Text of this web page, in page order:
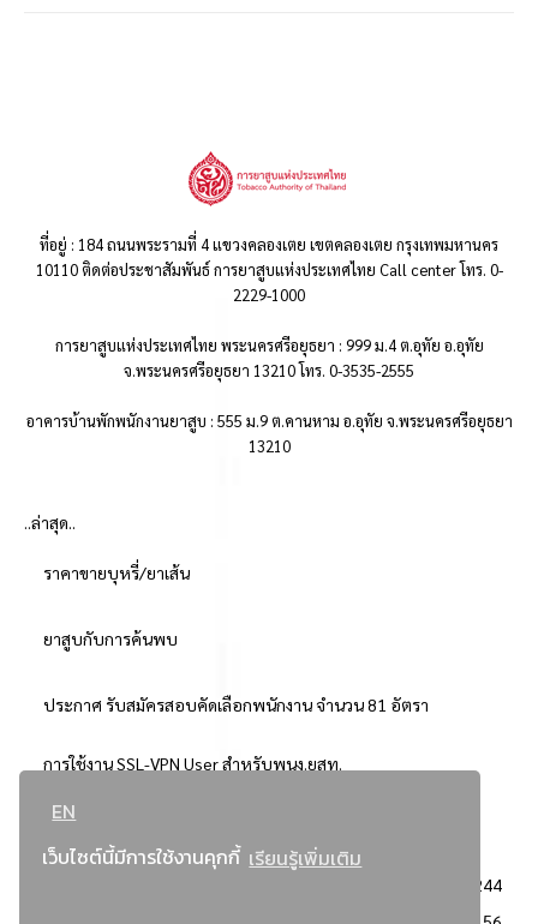
EN
เว็บไซต์นี้มีการใช้งานคุกกี้ เรียนรู้เพิ่มเติม
ที่อยู่ : 184 ถนนพระรามที่ 4 แขวงคลองเตย เขตคลองเตย กรุงเทพมหานคร
10110 ติดต่อประชาสัมพันธ์ การยาสูบแห่งประเทศไทย Call center โทร. 0-
2229-1000
การยาสูบแห่งประเทศไทย พระนครศรีอยุธยา : 999 ม.4 ต.อุทัย อ.อุทัย
จ.พระนครศรีอยุธยา 13210 โทร. 0-3535-2555
อาคารบ้านพักพนักงานยาสูบ : 555 ม.9 ต.คานหาม อ.อุทัย จ.พระนครศรีอยุธยา
13210
..ล่าสุด..
ราคาขายบุหรี่/ยาเส้น
ยาสูบกับการค้นพบ
ประกาศ รับสมัครสอบคัดเลือกพนักงาน จำนวน 81 อัตรา
การใช้งาน SSL-VPN User สำหรับพนง.ยสท.
..ยอดนิยม..
3244